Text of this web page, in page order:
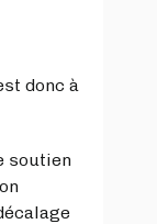
donc à
soutien